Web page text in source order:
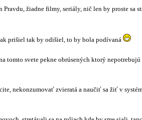
žiadne filmy, seriály, nič len by proste
prišiel tak by odišiel, to by bola podívaná
tomto svete pekne obrúsených ktorý
nekonzumovať zvieratá a naučiť sa žiť v